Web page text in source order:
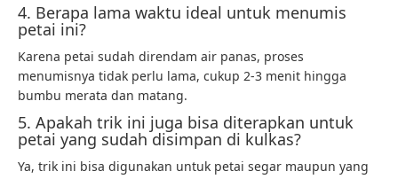
4. Berapa lama waktu ideal untuk menumis
petai ini?
Karena petai sudah direndam air panas, proses
menumisnya tidak perlu lama, cukup 2-3 menit hingga
bumbu merata dan matang.
5. Apakah trik ini juga bisa diterapkan untuk
petai yang sudah disimpan di kulkas?
Ya, trik ini bisa digunakan untuk petai segar maupun yang